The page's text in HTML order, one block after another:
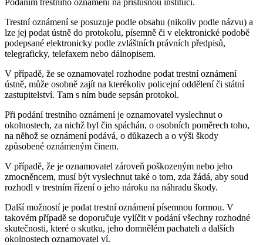
Podáním trestního oznámení na příslušnou instituci.
Trestní oznámení se posuzuje podle obsahu (nikoliv podle názvu) a
lze jej podat ústně do protokolu, písemně či v elektronické podobě
podepsané elektronicky podle zvláštních právních předpisů,
telegraficky, telefaxem nebo dálnopisem.
V případě, že se oznamovatel rozhodne podat trestní oznámení
ústně, může osobně zajít na kterékoliv policejní oddělení či státní
zastupitelství. Tam s ním bude sepsán protokol.
Při podání trestního oznámení je oznamovatel vyslechnut o
okolnostech, za nichž byl čin spáchán, o osobních poměrech toho,
na něhož se oznámení podává, o důkazech a o výši škody
způsobené oznámeným činem.
V případě, že je oznamovatel zároveň poškozeným nebo jeho
zmocněncem, musí být vyslechnut také o tom, zda žádá, aby soud
rozhodl v trestním řízení o jeho nároku na náhradu škody.
Další možností je podat trestní oznámení písemnou formou. V
takovém případě se doporučuje vylíčit v podání všechny rozhodné
skutečnosti, které o skutku, jeho domnělém pachateli a dalších
okolnostech oznamovatel ví.